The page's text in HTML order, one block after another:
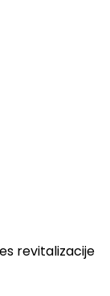
revitalizacije